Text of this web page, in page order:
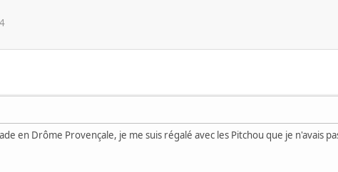
en Drôme Provençale, je me suis régalé avec les Pitchou que je n'avais